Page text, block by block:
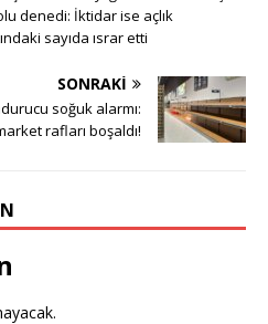
denedi: İktidar ise açlık
sayıda ısrar etti
SONRAKI
soğuk alarmı:
rafları boşaldı!